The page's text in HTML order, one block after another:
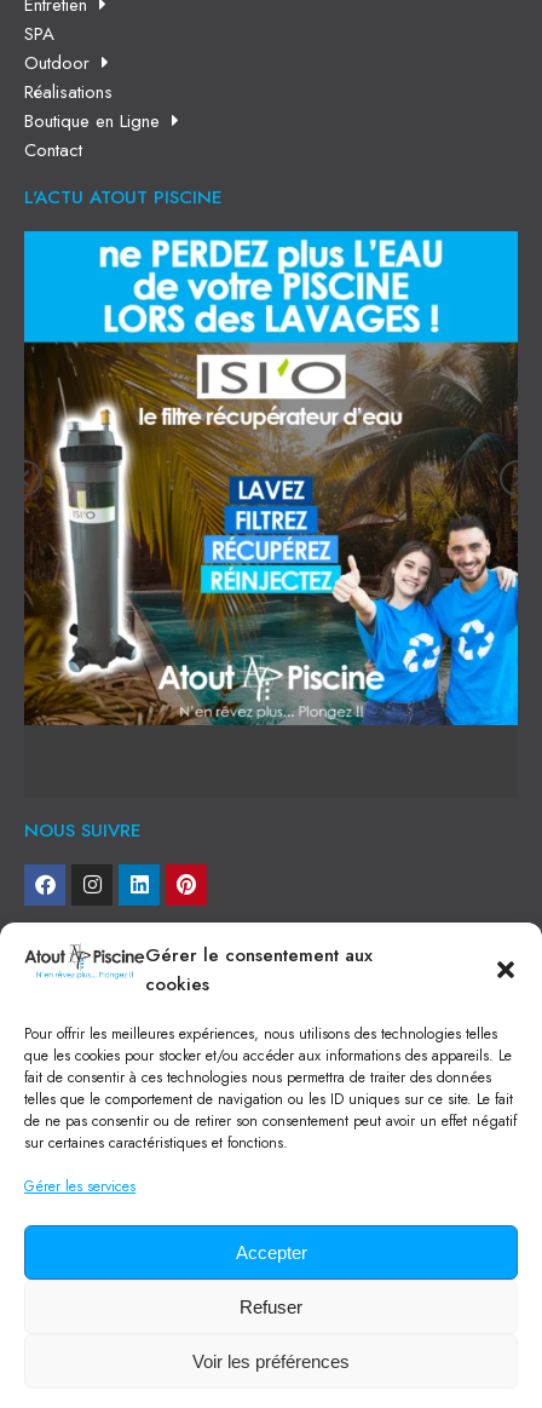
Gérer le consentement aux
cookies
Pour offrir les meilleures expériences, nous utilisons des technologies telles
que les cookies pour stocker et/ou accéder aux informations des appareils. Le
fait de consentir à ces technologies nous permettra de traiter des données
telles que le comportement de navigation ou les ID uniques sur ce site. Le fait
de ne pas consentir ou de retirer son consentement peut avoir un effet négatif
sur certaines caractéristiques et fonctions.
Gérer les services
Accepter
Refuser
Voir les préférences
SPA
Outdoor
Réalisations
Boutique en Ligne
Contact
L'ACTU ATOUT PISCINE
NOUS SUIVRE
NEWSLETTER
Je veux recevoir toute l'actu
NOS SERVICES
Construction de piscine béton à Narbonne
Piscine coque à Narbonne
Acheter SPA à Narbonne
Pisciniste Narbonne
Mini piscine
Location machine avec chauffeur
Atout Piscine
Mentions légales/Politique de confidentialité